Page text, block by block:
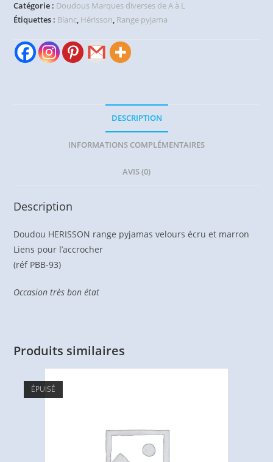
range
pyjamas
9
Catégorie : Doudous Marques diverses de A à L
Étiquettes : Blanc, Hérisson, Range pyjama
DESCRIPTION
INFORMATIONS COMPLÉMENTAIRES
AVIS (0)
Description
Doudou HERISSON range pyjamas velours écru et marron
Liens pour l’accrocher
(réf PBB-93)
Occasion très bon état
Produits similaires
ÉPUISÉ